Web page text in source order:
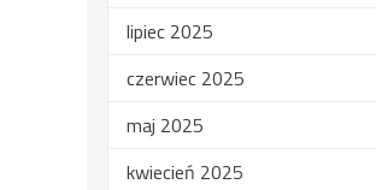
lipiec 2025
czerwiec 2025
maj 2025
kwiecień 2025